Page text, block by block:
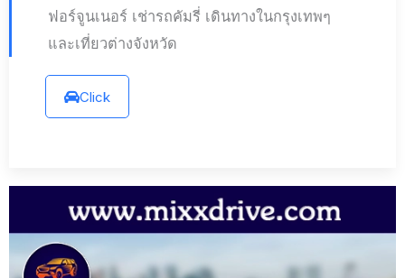
ฟอร์จูนเนอร์ เช่ารถคัมรี่ เดินทางในกรุงเทพๆ
และเที่ยวต่างจังหวัด
Click